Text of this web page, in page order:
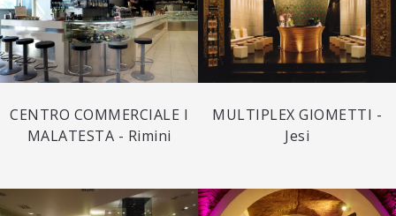
CENTRO COMMERCIALE I
MALATESTA - Rimini
MULTIPLEX GIOMETTI -
Jesi